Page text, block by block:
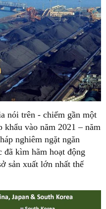
nói trên - chiếm gần một
vào năm 2021 – năm
nghiêm ngặt ngăn
kìm hãm hoạt động
sản xuất lớn nhất thế